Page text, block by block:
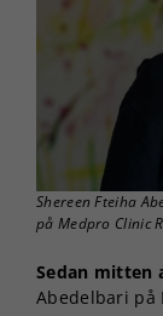
Shereen Fteiha
på Medpro Clinic
Sedan mitten
Abedelbari på